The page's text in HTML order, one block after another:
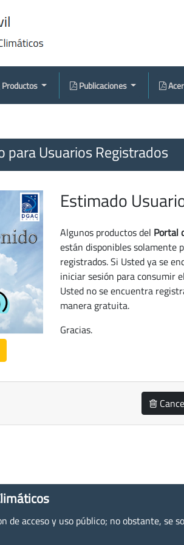
Productos Publicaciones
para Usuarios Registrados
Estimado
Algunos productos del Portal
están disponibles solamente
registrados. Si Usted ya se
iniciar sesión para consumir
Usted no se encuentra
manera gratuita.
Gracias.
de acceso y uso público; no obstante, se